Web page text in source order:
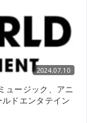
2024.07.10
ュージック、アニ
ドエンタテイン